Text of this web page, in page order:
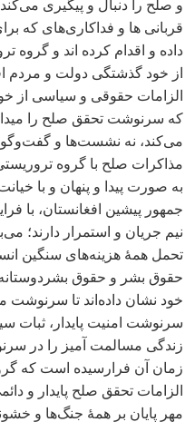
و صلح را دنبال و پیگیری می
قربانی ها و فداکاریهای که
داده و اقدام کرده اند و گروه
از خود گذشتگی دولت و مردم
الزامات حقوقی و سیاسی از
که سرنوشت تحقق صلح را
میکند، نه نشستها و گفت
مذاکرات صلح با گروه
به صورت پیدا و پنهان و با
جمهور پیشین افغانستان، با
نیم جریان و استمرار دارند؛ می
تحمل همۀ هزینههای سنگین
حقوق بشر و حقوق بشردوستانه
خود نشان داده اند تا
سرنوشت امنیت پایدار، ثبات
زندگی مسالمت آمیز را در
زمان آن فرارسیده است که
الزامات تحقق صلح پایدار و
مهر پایان بر همۀ جنگها و